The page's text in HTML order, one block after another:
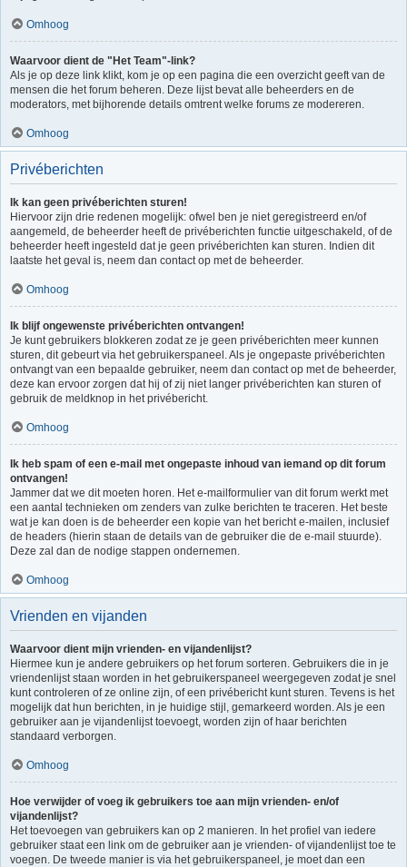
Omhoog
Waarvoor dient de "Het Team"-link?
Als je op deze link klikt, kom je op een pagina die een overzicht geeft van de
mensen die het forum beheren. Deze lijst bevat alle beheerders en de
moderators, met bijhorende details omtrent welke forums ze modereren.
Omhoog
Privéberichten
Ik kan geen privéberichten sturen!
Hiervoor zijn drie redenen mogelijk: ofwel ben je niet geregistreerd en/of
aangemeld, de beheerder heeft de privéberichten functie uitgeschakeld, of de
beheerder heeft ingesteld dat je geen privéberichten kan sturen. Indien dit
laatste het geval is, neem dan contact op met de beheerder.
Omhoog
Ik blijf ongewenste privéberichten ontvangen!
Je kunt gebruikers blokkeren zodat ze je geen privéberichten meer kunnen
sturen, dit gebeurt via het gebruikerspaneel. Als je ongepaste privéberichten
ontvangt van een bepaalde gebruiker, neem dan contact op met de beheerder,
deze kan ervoor zorgen dat hij of zij niet langer privéberichten kan sturen of
gebruik de meldknop in het privébericht.
Omhoog
Ik heb spam of een e-mail met ongepaste inhoud van iemand op dit forum
ontvangen!
Jammer dat we dit moeten horen. Het e-mailformulier van dit forum werkt met
een aantal technieken om zenders van zulke berichten te traceren. Het beste
wat je kan doen is de beheerder een kopie van het bericht e-mailen, inclusief
de headers (hierin staan de details van de gebruiker die de e-mail stuurde).
Deze zal dan de nodige stappen ondernemen.
Omhoog
Vrienden en vijanden
Waarvoor dient mijn vrienden- en vijandenlijst?
Hiermee kun je andere gebruikers op het forum sorteren. Gebruikers die in je
vriendenlijst staan worden in het gebruikerspaneel weergegeven zodat je snel
kunt controleren of ze online zijn, of een privébericht kunt sturen. Tevens is het
mogelijk dat hun berichten, in je huidige stijl, gemarkeerd worden. Als je een
gebruiker aan je vijandenlijst toevoegt, worden zijn of haar berichten
standaard verborgen.
Omhoog
Hoe verwijder of voeg ik gebruikers toe aan mijn vrienden- en/of
vijandenlijst?
Het toevoegen van gebruikers kan op 2 manieren. In het profiel van iedere
gebruiker staat een link om de gebruiker aan je vrienden- of vijandenlijst toe te
voegen. De tweede manier is via het gebruikerspaneel, je moet dan een